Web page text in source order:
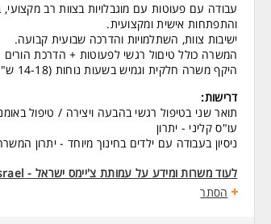
עבודה עם פעוטות עם מוגבלויות בצוות רב
והתפתחות אישית ומקצועית.
ישיבות צוות, השתלמויות והדרכה שבועית קבועה.
המשרה כולל טיםול רגשי לפעוטות + הדרכת הורים
היקף משרה חלקית וגמיש בשעות נוחות (14-18 ש"ש)
דרישות:
תואר שני בטיפול רגשי בהבעה ויצירה / טיפול
עו"ס קליני - יתרון
ניסיון בעבודה עם ילדים בחינוך מיוחד - יתרון
לעוד משרות ומידע על עמותת צ'יימס ישראל - Chimes Israel >
הסתר